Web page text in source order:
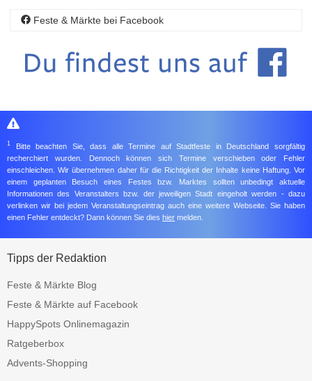
Feste & Märkte bei Facebook
1 Bitte beachten Sie, dass alle Termine auf Stadtfeste in Deutschland sorgfältig
recherchiert wurden. Dennoch können sich Termine verschieben oder Fehler
einschleichen. Wir übernehmen daher für die Richtigkeit der Inhalte keine Haftung. Vor
einem geplanten Besuch eines Festes bzw. Marktes sollten unbedingt aktuelle
Informationen des Veranstalters bzw. der jeweiligen Stadt eingeholt werden - dazu
verlinken wir bei jedem Veranstaltungseintrag auch eine weitere Webseite. Sie haben
einen Fehler entdeckt? Dann können Sie dies hier melden.
Tipps der Redaktion
Feste & Märkte Blog
Feste & Märkte auf Facebook
HappySpots Onlinemagazin
Ratgeberbox
Advents-Shopping